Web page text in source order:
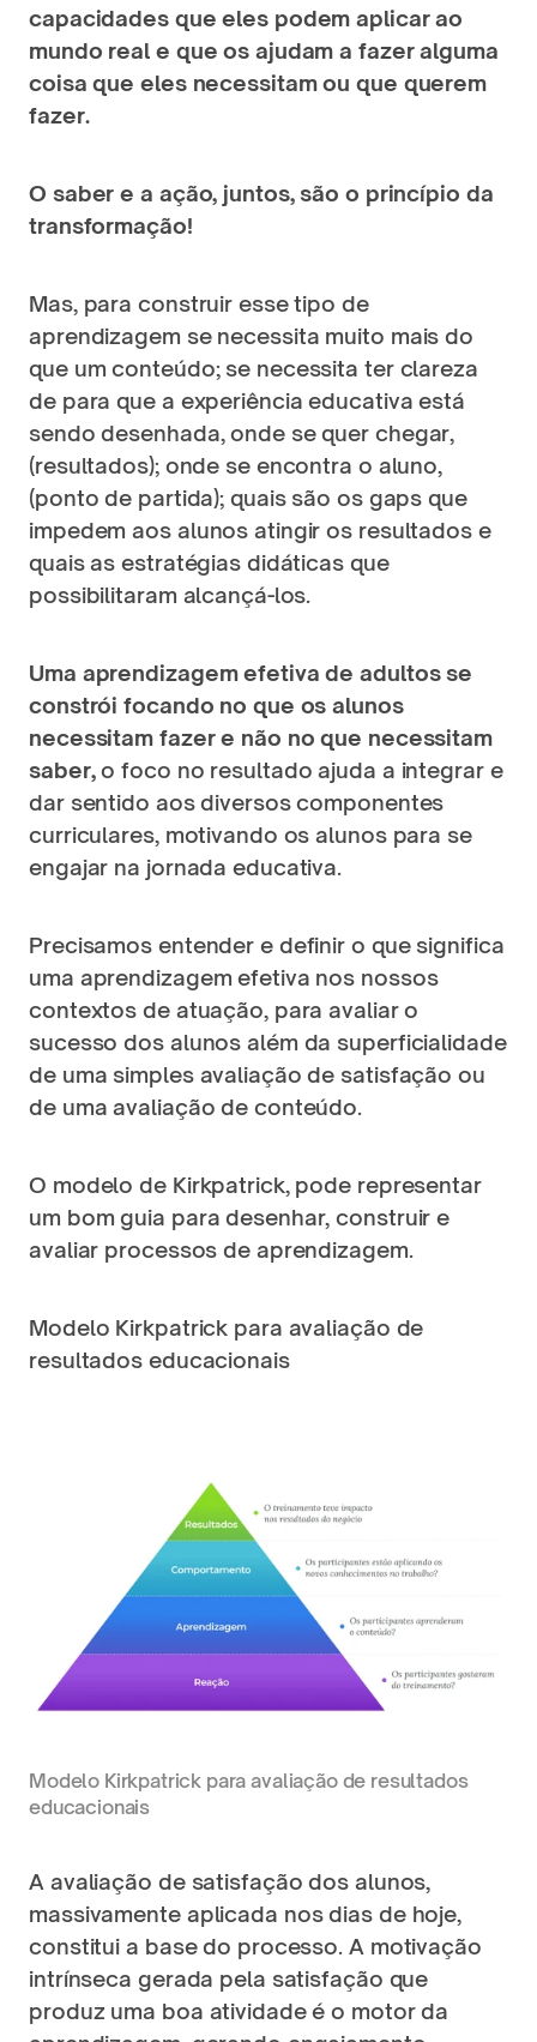
capacidades que eles podem aplicar ao
mundo real e que os ajudam a fazer alguma
coisa que eles necessitam ou que querem
fazer.
O saber e a ação, juntos, são o princípio da
transformação!
Mas, para construir esse tipo de
aprendizagem se necessita muito mais do
que um conteúdo; se necessita ter clareza
de para que a experiência educativa está
sendo desenhada, onde se quer chegar,
(resultados); onde se encontra o aluno,
(ponto de partida); quais são os gaps que
impedem aos alunos atingir os resultados e
quais as estratégias didáticas que
possibilitaram alcançá-los.
Uma aprendizagem efetiva de adultos se
constrói focando no que os alunos
necessitam fazer e não no que necessitam
saber, o foco no resultado ajuda a integrar e
dar sentido aos diversos componentes
curriculares, motivando os alunos para se
engajar na jornada educativa.
Precisamos entender e definir o que significa
uma aprendizagem efetiva nos nossos
contextos de atuação, para avaliar o
sucesso dos alunos além da superficialidade
de uma simples avaliação de satisfação ou
de uma avaliação de conteúdo.
O modelo de Kirkpatrick, pode representar
um bom guia para desenhar, construir e
avaliar processos de aprendizagem.
Modelo Kirkpatrick para avaliação de
resultados educacionais
Modelo Kirkpatrick para avaliação de resultados
educacionais
A avaliação de satisfação dos alunos,
massivamente aplicada nos dias de hoje,
constitui a base do processo. A motivação
intrínseca gerada pela satisfação que
produz uma boa atividade é o motor da